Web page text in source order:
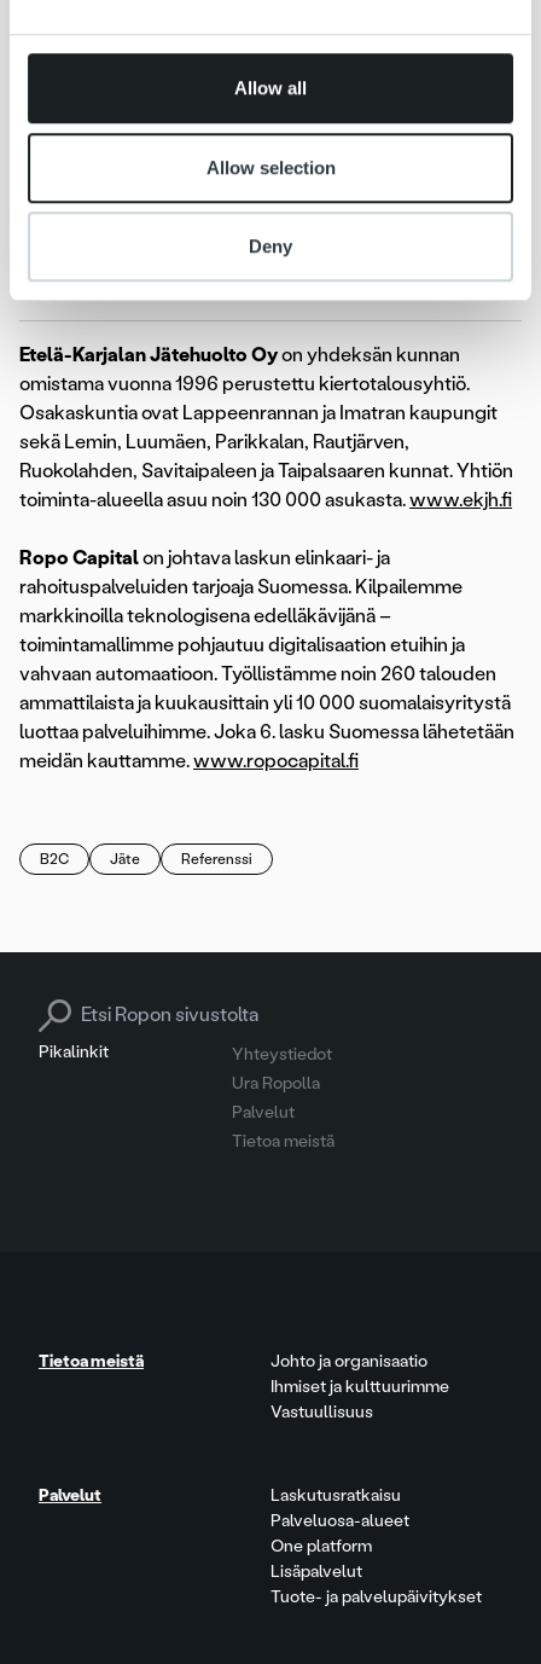
provided to them or that they’ve collected from your use
Allow all
Allow selection
Deny
Lisätietoja:
puh. +358 10 841 1801,satu.kurki@ekjh.fi
Henry Pärssinen, asiakkuusjohtaja, Ropo Capital Oy,
+358 44 783 8782,henry.parssinen@ropocapital.fi
Etelä-Karjalan Jätehuolto Oyon yhdeksän kunnan
omistama vuonna 1996 perustettu kiertotalousyhtiö.
Osakaskuntia ovat Lappeenrannan ja Imatran kaupungit
sekä Lemin, Luumäen, Parikkalan, Rautjärven,
Ruokolahden, Savitaipaleen ja Taipalsaaren kunnat. Yhtiön
toiminta-alueella asuu noin 130 000 asukasta.www.ekjh.fi
Ropo Capitalon johtava laskun elinkaari- ja
rahoituspalveluiden tarjoaja Suomessa. Kilpailemme
markkinoilla teknologisena edelläkävijänä –
toimintamallimme pohjautuu digitalisaation etuihin ja
vahvaan automaatioon. Työllistämme noin 260 talouden
ammattilaista ja kuukausittain yli 10 000 suomalaisyritystä
luottaa palveluihimme. Joka 6. lasku Suomessa lähetetään
meidän kauttamme.www.ropocapital.fi
B2C Jäte Referenssi
Pikalinkit
Yhteystiedot
Ura Ropolla
Palvelut
Tietoa meistä
Search for:
Tietoa meistä
Johto ja organisaatio
Ihmiset ja kulttuurimme
Vastuullisuus
Palvelut
Laskutusratkaisu
Palveluosa-alueet
One platform
Lisäpalvelut
Tuote- ja palvelupäivitykset